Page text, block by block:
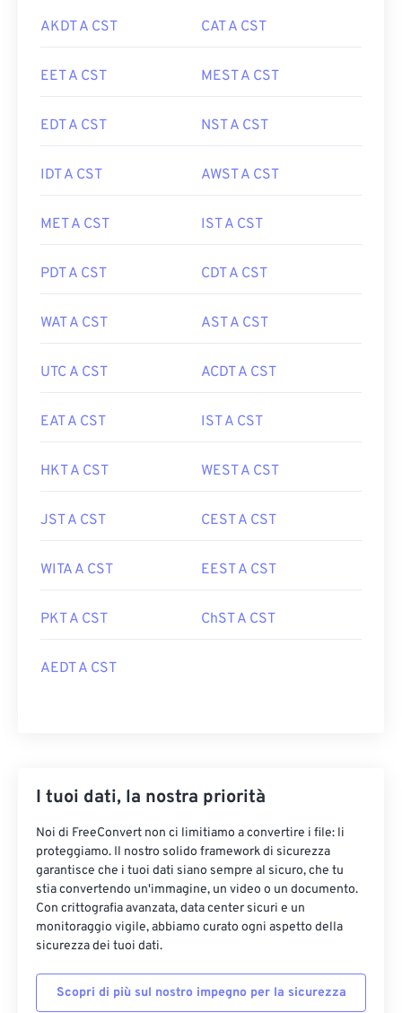
AKDT A CST CAT A CST
EET A CST MEST A CST
EDT A CST NST A CST
IDT A CST AWST A CST
MET A CST IST A CST
PDT A CST CDT A CST
WAT A CST AST A CST
UTC A CST ACDT A CST
EAT A CST IST A CST
HKT A CST WEST A CST
JST A CST CEST A CST
WITA A CST EEST A CST
PKT A CST ChST A CST
AEDT A CST
I tuoi dati, la nostra priorità
Noi di FreeConvert non ci limitiamo a convertire i file: li
proteggiamo. Il nostro solido framework di sicurezza
garantisce che i tuoi dati siano sempre al sicuro, che tu
stia convertendo un'immagine, un video o un documento.
Con crittografia avanzata, data center sicuri e un
monitoraggio vigile, abbiamo curato ogni aspetto della
sicurezza dei tuoi dati.
Scopri di più sul nostro impegno per la sicurezza